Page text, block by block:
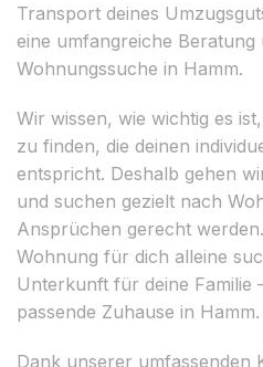
Transport deines
eine umfangreiche Beratung
Wohnungssuche in Hamm.
Wir wissen, wie wichtig es
zu finden, die deinen
entspricht. Deshalb gehen
und suchen gezielt nach
Ansprüchen gerecht
Wohnung für dich alleine
Unterkunft für deine Familie
passende Zuhause in Hamm.
Dank unserer umfassenden